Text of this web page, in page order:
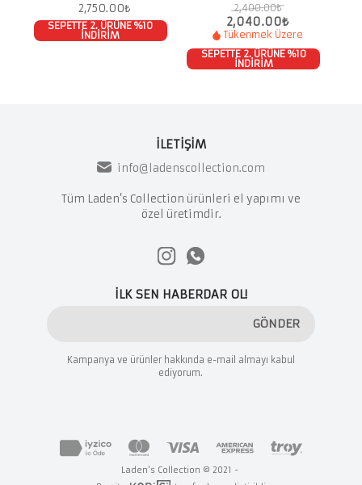
2,750.00₺
SEPETTE 2. ÜRÜNE %10
İNDİRİM
2,400.00₺
2,040.00₺
Tükenmek Üzere
SEPETTE 2. ÜRÜNE %10
İNDİRİM
İLETİŞİM
info@ladenscollection.com
Tüm Laden’s Collection ürünleri el yapımı ve
özel üretimdir.
İLK SEN HABERDAR OL!
GÖNDER
Kampanya ve ürünler hakkında e-mail almayı kabul
ediyorum.
Laden's Collection © 2021 -